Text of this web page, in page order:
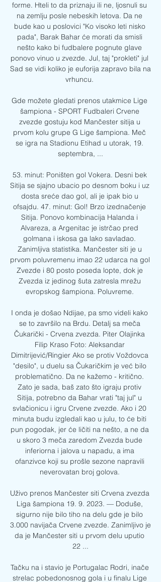
forme. Hteli to da priznaju ili ne, ljosnuli su
na zemlju posle nebeskih letova. Da ne
bude kao u poslovici "Ko visoko leti nisko
pada", Barak Bahar će morati da smisli
nešto kako bi fudbalere pognute glave
ponovo vinuo u zvezde. Jul, taj "prokleti" jul
Sad se vidi koliko je euforija zapravo bila na
vrhuncu.
Gde možete gledati prenos utakmice Lige
šampiona - SPORT Fudbaleri Crvene
zvezde gostuju kod Mančester sitija u
prvom kolu grupe G Lige šampiona. Meč
se igra na Stadionu Etihad u utorak, 19.
septembra, ...
53. minut: Poništen gol Vokera. Desni bek
Sitija se sjajno ubacio po desnom boku i uz
dosta sreće dao gol, ali je ipak bio u
ofsajdu. 47. minut: Gol! Brzo izednačenje
Sitija. Ponovo kombinacija Halanda i
Alvareza, a Argenitac je istrčao pred
golmana i iskosa ga lako savladao.
Zanimljiva statistika. Mančester siti je u
prvom poluvremenu imao 22 udarca na gol
Zvezde i 80 posto poseda lopte, dok je
Zvezda iz jedinog šuta zatresla mrežu
evropskog šampiona. Poluvreme.
I onda je došao Ndijae, pa smo videli kako
se to završilo na Brdu. Detalj sa meča
Čukarički - Crvena zvezda. Piter Olajinka
Filip Kraso Foto: Aleksandar
Dimitrijević/Ringier Ako se protiv Voždovca
"desilo", u duelu sa Čukaričkim je već bilo
problematično. Da ne kažemo - kritično.
Zato je sada, baš zato što igraju protiv
Sitija, potrebno da Bahar vrati "taj jul" u
svlačionicu i igru Crvene zvezde. Ako i 20
minuta budu izgledali kao u julu, to će biti
pun pogodak, jer će ličiti na nešto, a ne da
u skoro 3 meča zaredom Zvezda bude
inferiorna i jalova u napadu, a ima
ofanzivce koji su prošle sezone napravili
neverovatan broj golova.
Uživo prenos Mančester siti Crvena zvezda
Liga šampiona 19. 9. 2023. — Doduše,
sigurno nije bilo tiho na delu gde je bilo
3.000 navijača Crvene zvezde. Zanimljivo je
da je Mančester siti u prvom delu uputio
22 ...
Tačku na i stavio je Portugalac Rodri, inače
strelac pobedonosnog gola i u finalu Lige